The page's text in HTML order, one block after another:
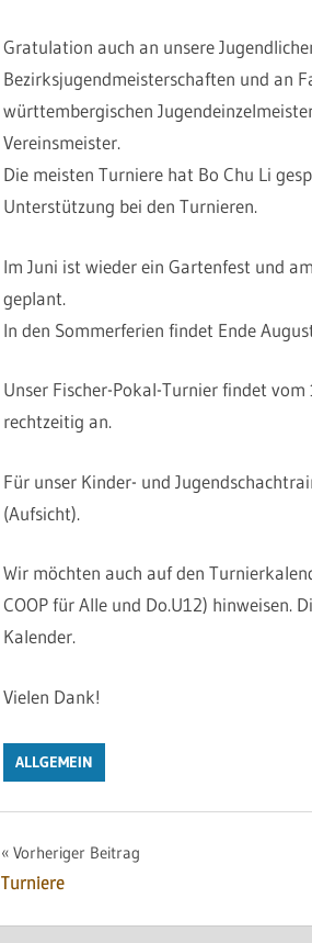
Gratulation auch an unsere
Bezirksjugendmeisterschaften und an
württembergischen
Vereinsmeister.
Die meisten Turniere hat Bo Chu Li
Unterstützung bei den Turnieren.
Im Juni ist wieder ein Gartenfest und
geplant.
In den Sommerferien findet Ende
Unser Fischer-Pokal-Turnier findet
rechtzeitig an.
Für unser Kinder- und
(Aufsicht).
Wir möchten auch auf den
COOP für Alle und Do.U12) hinweisen.
Kalender.
Vielen Dank!
ALLGEMEIN
Beitragsnavigation
Vorheriger Beitrag
Turniere